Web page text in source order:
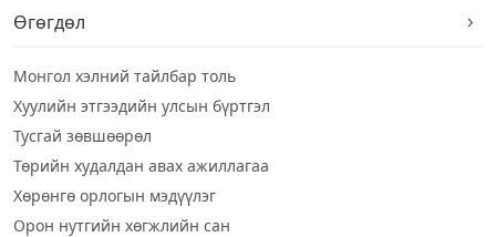
Өгөгдөл
Монгол хэлний тайлбар толь
Хуулийн этгээдийн улсын бүртгэл
Тусгай зөвшөөрөл
Төрийн худалдан авах ажиллагаа
Хөрөнгө орлогын мэдүүлэг
Орон нутгийн хөгжлийн сан